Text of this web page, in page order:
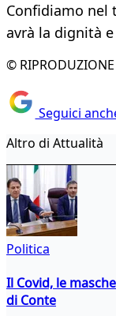
Confidiamo nel
avrà la dignità
© RIPRODUZIONE
Seguici
Altro di Attualità
Politica
Il Covid, le
di Conte